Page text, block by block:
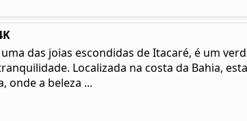
das joias escondidas de Itacaré, é um
Localizada na costa da Bahia,
onde a beleza ...